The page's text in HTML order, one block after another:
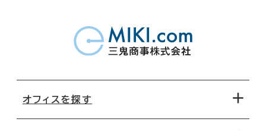
オフィスを探す